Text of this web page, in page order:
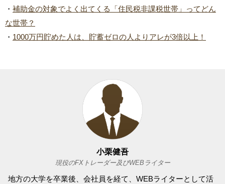
・ 補助金の対象でよく出てくる「住民税非課税世帯」ってどん
な世帯？
・ 1000万円貯めた人は、貯蓄ゼロの人よりアレが3倍以上！
小栗健吾
現役のFXトレーダー及びWEBライター
地方の大学を卒業後、会社員を経て、WEBライターとして活